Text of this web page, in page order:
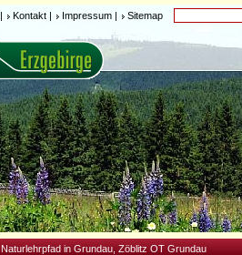
| Kontakt | Impressum | Sitemap
Naturlehrpfad in Grundau, Zöblitz OT Grundau